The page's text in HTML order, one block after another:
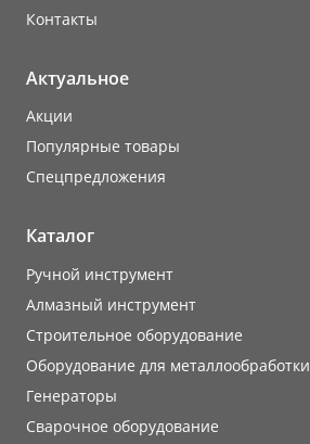
Контакты
Актуальное
Акции
Популярные товары
Cпецпредложения
Каталог
Ручной инструмент
Алмазный инструмент
Строительное оборудование
Оборудование для металлообработки
Генераторы
Сварочное оборудование